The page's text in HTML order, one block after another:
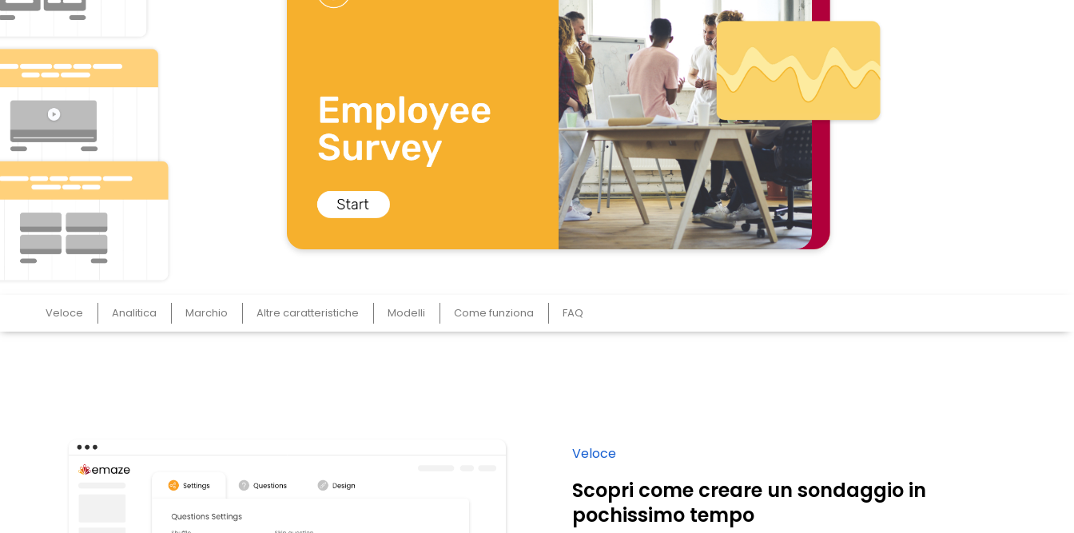
Veloce Analitica Marchio Altre caratteristiche Modelli Come funziona FAQ
Veloce
Scopri come creare un sondaggio in
pochissimo tempo